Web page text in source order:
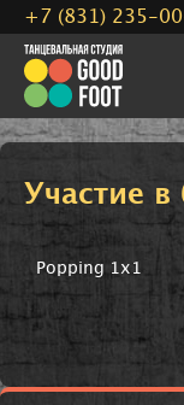
Участие в
Popping 1x1
+7 (831) 235-